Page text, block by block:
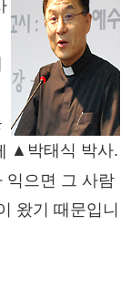
▲박태식 박사.
익으면 그 사람
왔기 때문입니